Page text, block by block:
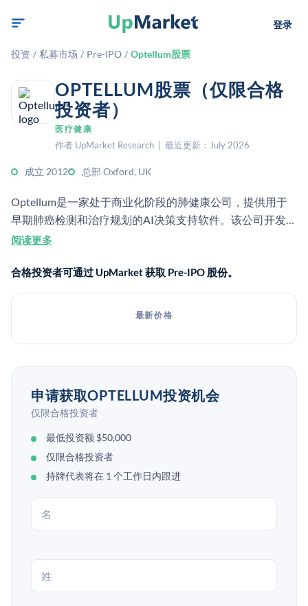
登录
投资 / 私募市场 / Pre-IPO / Optellum股票
OPTELLUM股票（仅限合格
投资者）
医疗健康
作者 UpMarket Research | 最近更新：July 2026
成立 2012 总部 Oxford, UK
Optellum是一家处于商业化阶段的肺健康公司，提供用于
早期肺癌检测和治疗规划的AI决策支持软件。该公司开发了
一个肺精准护理平台，供医生和医疗服务提供者使用。
阅读更多
合格投资者可通过 UpMarket 获取 Pre-IPO 股份。
最新价格
申请获取OPTELLUM投资机会
仅限合格投资者
最低投资额 $50,000
仅限合格投资者
持牌代表将在 1 个工作日内跟进